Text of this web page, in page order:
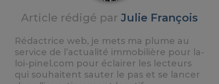
Article rédigé par Julie François
Rédactrice web, je mets ma plume au
service de l’actualité immobilière pour la-
loi-pinel.com pour éclairer les lecteurs
qui souhaitent sauter le pas et se lancer